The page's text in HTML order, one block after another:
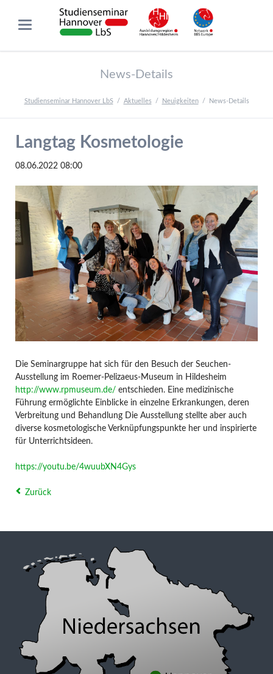
News-Details
Studienseminar Hannover LbS Aktuelles Neuigkeiten News-Details
Langtag Kosmetologie
08.06.2022 08:00
Die Seminargruppe hat sich für den Besuch der Seuchen-
Ausstellung im Roemer-Pelizaeus-Museum in Hildesheim
http://www.rpmuseum.de/ entschieden. Eine medizinische
Führung ermöglichte Einblicke in einzelne Erkrankungen, deren
Verbreitung und Behandlung Die Ausstellung stellte aber auch
diverse kosmetologische Verknüpfungspunkte her und inspirierte
für Unterrichtsideen.
https://youtu.be/4wuubXN4Gys
Zurück